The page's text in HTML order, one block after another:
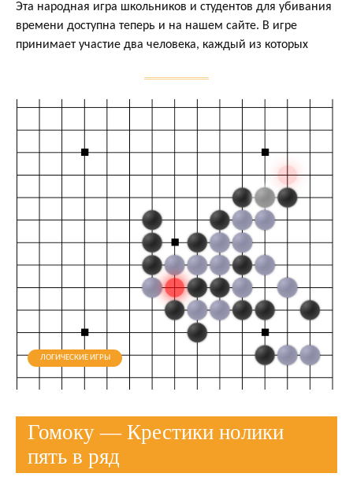
Эта народная игра школьников и студентов для убивания
времени доступна теперь и на нашем сайте. В игре
принимает участие два человека, каждый из которых
ЛОГИЧЕСКИЕ ИГРЫ
Гомоку — Крестики нолики
пять в ряд